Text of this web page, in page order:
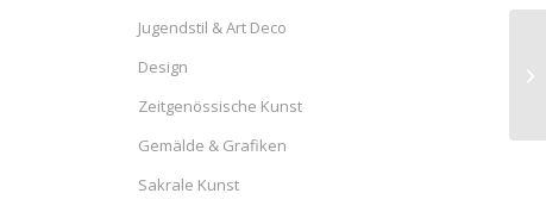
Jugendstil & Art Deco
Design
Zeitgenössische Kunst
Gemälde & Grafiken
Sakrale Kunst